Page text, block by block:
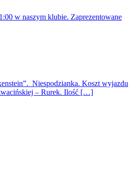
w naszym klubie. Zaprezentowane
Niespodzianka. Koszt wyjazdu
– Rurek. Ilość […]